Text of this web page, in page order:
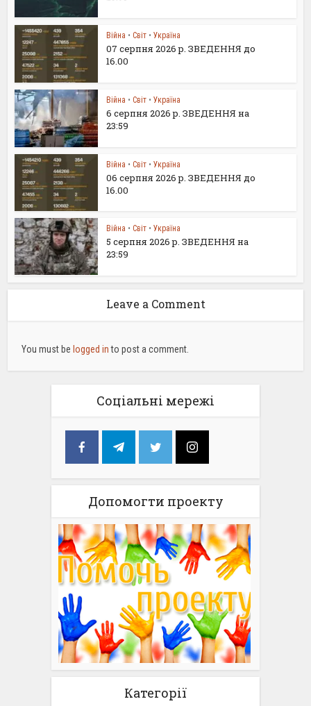
Війна • Світ • Україна
07 серпня 2026 р. ЗВЕДЕННЯ до
16.00
Війна • Світ • Україна
6 серпня 2026 р. ЗВЕДЕННЯ на
23:59
Війна • Світ • Україна
06 серпня 2026 р. ЗВЕДЕННЯ до
16.00
Війна • Світ • Україна
5 серпня 2026 р. ЗВЕДЕННЯ на
23:59
Leave a Comment
You must be logged into post a comment.
Соціальні мережі
Допомогти проекту
Категорії